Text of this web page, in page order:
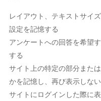
レイアウト、テキストサイ
設定を記憶する
アンケートへの回答を希望
する
サイト上の特定の部分また
かを記憶し、再び表示しな
サイトにログインした際に